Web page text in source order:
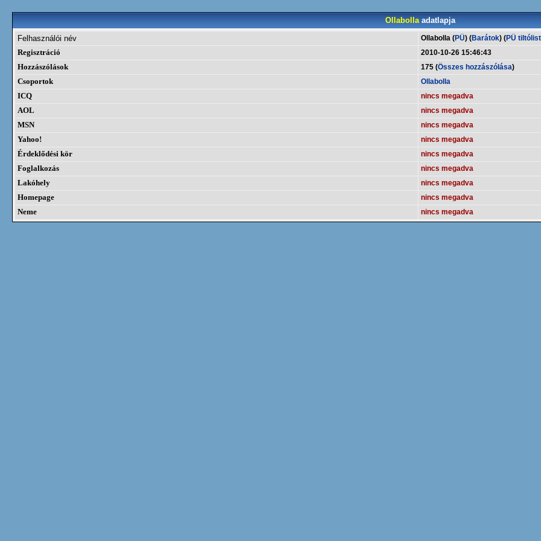
Ollabollaadatlapja
Felhasználói név
Ollabolla (PÜ) (Barátok) (PÜ
Regisztráció
2010-10-26 15:46:43
Hozzászólások
175 (Összes hozzászólása)
Csoportok
Ollabolla
ICQ
nincs megadva
AOL
nincs megadva
MSN
nincs megadva
Yahoo!
nincs megadva
Érdeklődési kör
nincs megadva
Foglalkozás
nincs megadva
Lakóhely
nincs megadva
Homepage
nincs megadva
Neme
nincs megadva